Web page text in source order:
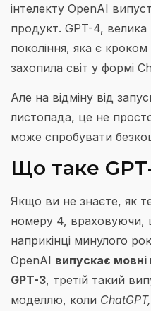
інтелекту OpenAI
продукт. GPT-4,
покоління, яка є кроком
захопила світ у формі
Але на відміну від
листопада, це не
може спробувати
Що таке
Якщо ви не знаєте, як
номеру 4,
наприкінці минулого
OpenAI випускає мовні
GPT-3, третій такий
моделлю, коли